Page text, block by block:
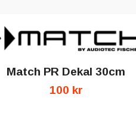
Match PR Dekal 30cm
100 kr